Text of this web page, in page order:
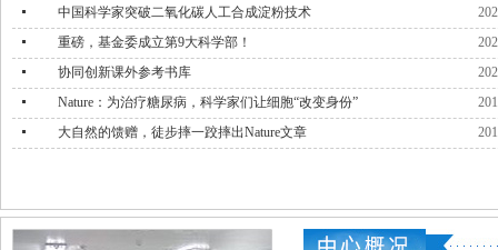
中国科学家突破二氧化碳人工合成淀粉技术
重磅，基金委成立第9大科学部！
协同创新课外参考书库
Nature：为治疗糖尿病，科学家们让细胞“改变身份”
大自然的馈赠，徒步摔一跤摔出Nature文章